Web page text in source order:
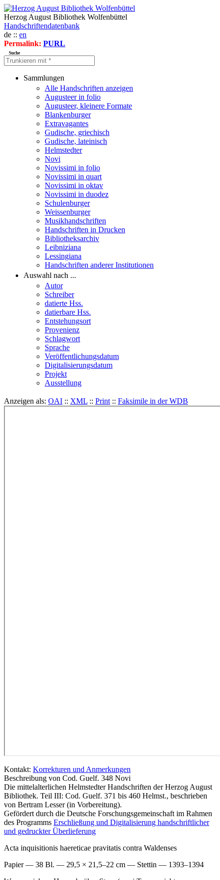
Herzog August Bibliothek Wolfenbüttel
Handschriftendatenbank
de :: en
Permalink: PURL
Suche
Sammlungen
Alle Handschriften anzeigen
Augusteer in folio
Augusteer, kleinere Formate
Blankenburger
Extravagantes
Gudische, griechisch
Gudische, lateinisch
Helmstedter
Novi
Novissimi in folio
Novissimi in quart
Novissimi in oktav
Novissimi in duodez
Schulenburger
Weissenburger
Musikhandschriften
Handschriften in Drucken
Bibliotheksarchiv
Leibniziana
Lessingiana
Handschriften anderer Institutionen
Auswahl nach ...
Autor
Schreiber
datierte Hss.
datierbare Hss.
Entstehungsort
Provenienz
Schlagwort
Sprache
Veröffentlichungsdatum
Digitalisierungsdatum
Projekt
Ausstellung
Anzeigen als: OAI :: XML :: Print :: Faksimile in der WDB
Kontakt: Korrekturen und Anmerkungen
Beschreibung von Cod. Guelf. 348 Novi
Die mittelalterlichen Helmstedter Handschriften der Herzog August
Bibliothek. Teil III: Cod. Guelf. 371 bis 460 Helmst., beschrieben
von Bertram Lesser (in Vorbereitung).
Gefördert durch die Deutsche Forschungsgemeinschaft im Rahmen
des Programms Erschließung und Digitalisierung handschriftlicher
und gedruckter Überlieferung
Acta inquisitionis haereticae pravitatis contra Waldenses
Papier — 38 Bl. — 29,5 × 21,5–22 cm — Stettin — 1393–1394